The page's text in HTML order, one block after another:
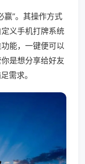
赢”。其操作方式
义手机打牌系统
能，一键便可以
是想分享给好友
需求。